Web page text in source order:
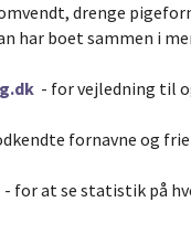
drenge
har boet sammen i
- for vejledning til
fornavne og
- for at se statistik på